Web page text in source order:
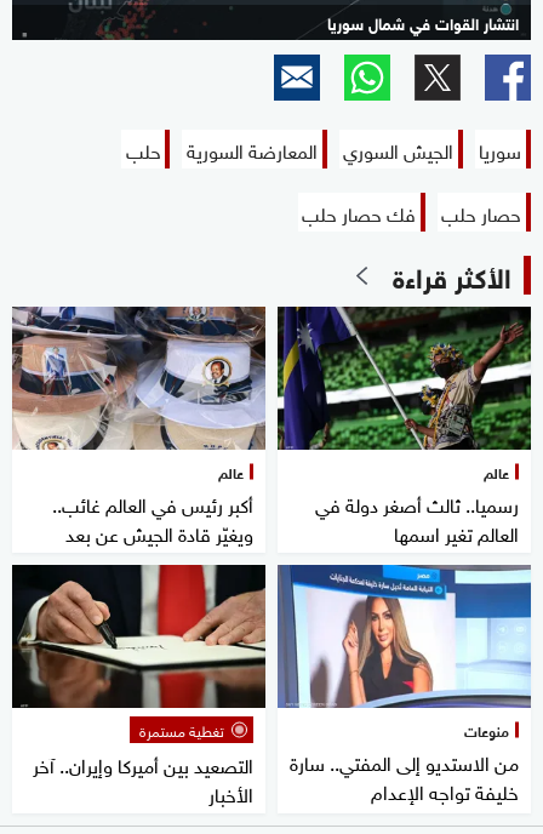
انتشار القوات في شمال سوريا
سوريا الجيش السوري المعارضة السورية
حلب
حصار حلب
فك حصار حلب
الأكثر قراءة
عالم
رسميا.. ثالث أصغر دولة في
العالم تغير اسمها
عالم
أكبر رئيس في العالم غائب..
ويغيّر قادة الجيش عن بعد
منوعات
من الاستديو إلى المفتي.. سارة
خليفة تواجه الإعدام
تغطية مستمرة
التصعيد بين أميركا وإيران.. آخر
الأخبار